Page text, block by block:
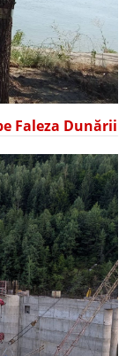
Faleza Dunării